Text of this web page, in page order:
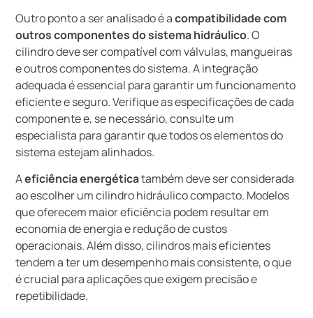
Outro ponto a ser analisado é acompatibilidade com
outros componentes do sistema hidráulico. O
cilindro deve ser compatível com válvulas, mangueiras
e outros componentes do sistema. A integração
adequada é essencial para garantir um funcionamento
eficiente e seguro. Verifique as especificações de cada
componente e, se necessário, consulte um
especialista para garantir que todos os elementos do
sistema estejam alinhados.
Aeficiência energéticatambém deve ser considerada
ao escolher um cilindro hidráulico compacto. Modelos
que oferecem maior eficiência podem resultar em
economia de energia e redução de custos
operacionais. Além disso, cilindros mais eficientes
tendem a ter um desempenho mais consistente, o que
é crucial para aplicações que exigem precisão e
repetibilidade.